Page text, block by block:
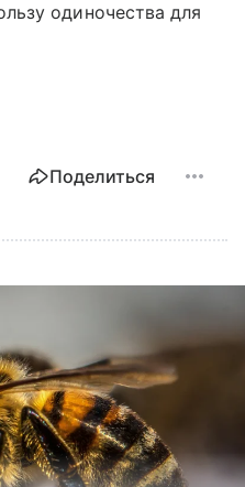
одиночества для
Поделиться